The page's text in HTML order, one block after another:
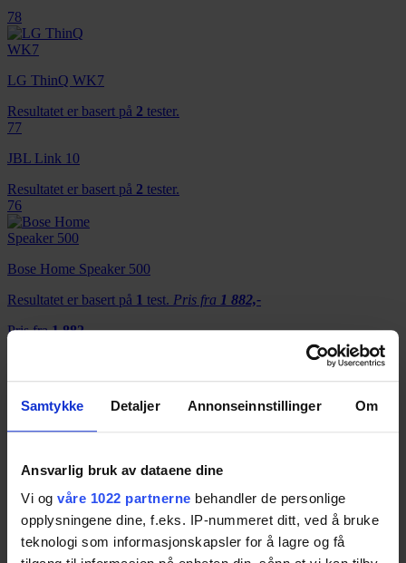
Samtykke Detaljer Annonseinnstillinger Om
Ansvarlig bruk av dataene dine
Vi og våre 1022 partnerne behandler de personlige
opplysningene dine, f.eks. IP-nummeret ditt, ved å bruke
teknologi som informasjonskapsler for å lagre og få
78
LG ThinQ WK7
Resultatet er basert på 2 tester.
77
JBL Link 10
Resultatet er basert på 2 tester.
76
Bose Home Speaker 500
Resultatet er basert på 1 test. Pris fra 1 882,-
Pris fra1 882,-
Google Home Mini
Resultatet er basert på8tester.Pris fra96,-